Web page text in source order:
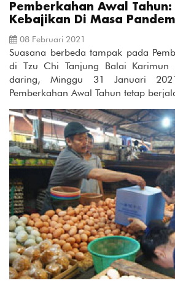
Pemberkahan Awal
Kebajikan Di Masa
08 Februari 2021
Suasana berbeda tampak pada
di Tzu Chi Tanjung Balai Karimun
daring, Minggu 31 Januari
Pemberkahan Awal Tahun tetap